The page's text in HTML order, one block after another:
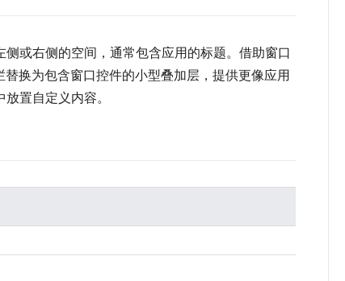
或右侧的空间，通常包含应用的标题。借助窗口
换为包含窗口控件的小型叠加层，提供更像应用
置自定义内容。